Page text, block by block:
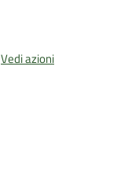
Vedi azioni